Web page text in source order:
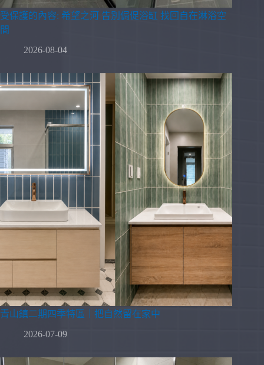
受保護的內容: 希望之河 告別侷促浴缸 找回自在淋浴空
間
2026-08-04
青山鎮二期四季特區｜把自然留在家中
2026-07-09